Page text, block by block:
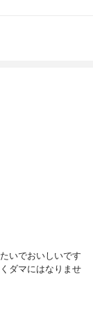
いでおいしいです
ダマにはなりませ